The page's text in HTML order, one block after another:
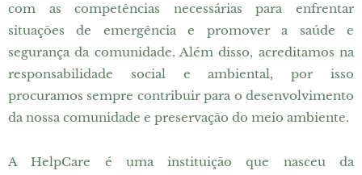
com as competências necessárias para enfrentar
situações de emergência e promover a saúde e
segurança da comunidade. Além disso, acreditamos na
responsabilidade social e ambiental, por isso
procuramos sempre contribuir para o desenvolvimento
da nossa comunidade e preservação do meio ambiente.
A HelpCare é uma instituição que nasceu da